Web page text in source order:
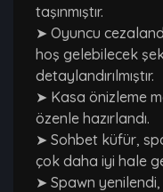
taşınmıştır.
➤ Oyuncu
hoş gelebilecek
detaylandırılmıştır.
➤ Kasa önizleme
özenle hazırlandı.
➤ Sohbet küfür,
çok daha iyi hale
➤ Spawn